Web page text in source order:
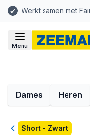
Werkt samen met
Menu
Dames Heren
TerugShort - Zwart